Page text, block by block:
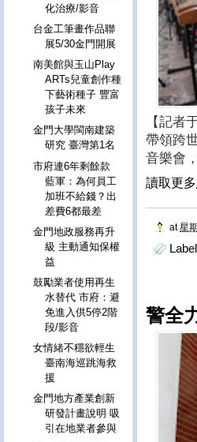
【記者
帶領跨
音樂會
讀取更
at星
警全
化治療/影音
台金工筆畫作品聯
展5/30金門開展
南美館與玉山Play
ARTs兒童創作種
下藝術種子 豐富
孩子未來
金門大學閩南建築
研究 臺灣第1名
市府連6年剩餘款
藍軍：為何員工
加班不給錢？出
差費6都最差
金門地政服務再升
級 主動通知保權
益
鼓勵業者使用再生
水替代 市府：避
免進入供5停2階
段/影音
女情緒不穩欲輕生
臺南海巡跳海救
援
金門地方產業創新
研發計畫說明 吸
引在地業者參與